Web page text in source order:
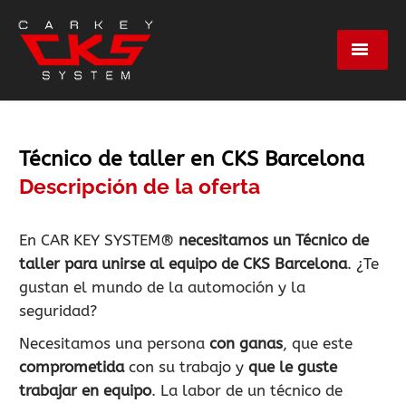
Marcas
Centros
Empresa
Contacto
Técnico de taller en CKS Barcelona
Descripción de la oferta
En CAR KEY SYSTEM® necesitamos un Técnico de
taller para unirse al equipo de CKS Barcelona. ¿Te
gustan el mundo de la automoción y la
seguridad?
Necesitamos una persona con ganas, que este
comprometidacon su trabajo y que le guste
trabajar en equipo. La labor de un técnico de